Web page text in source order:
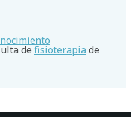
de fisioterapia de